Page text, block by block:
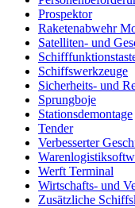
Prospektor
Raketenabwehr
Satelliten- und
Schiffswerkzeuge
Sicherheits- und
Sprungboje
Stationsdemontage
Tender
Verbesserter
Werft Terminal
Wirtschafts- und
Zusätzliche